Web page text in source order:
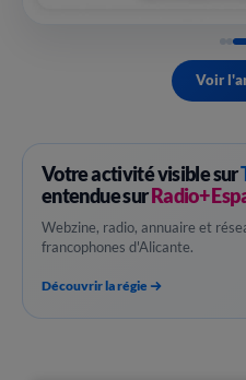
Voir
Votre activité visible sur
entendue surRadio+
Webzine, radio, annuaire et
francophones d'Alicante.
Découvrir la régie